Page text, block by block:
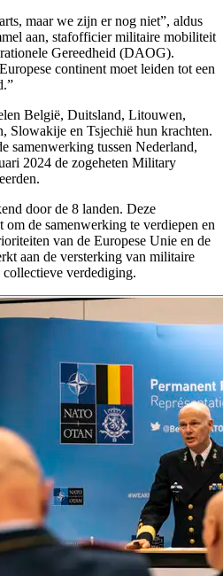
maar we zijn er nog niet”, aldus
aan, stafofficier militaire mobiliteit
Gereedheid (DAOG).
continent moet leiden tot een
België, Duitsland, Litouwen,
Slowakije en Tsjechië hun krachten.
samenwerking tussen Nederland,
2024 de zogeheten Military
door de 8 landen. Deze
om de samenwerking te verdiepen en
van de Europese Unie en de
aan de versterking van militaire
verdediging.